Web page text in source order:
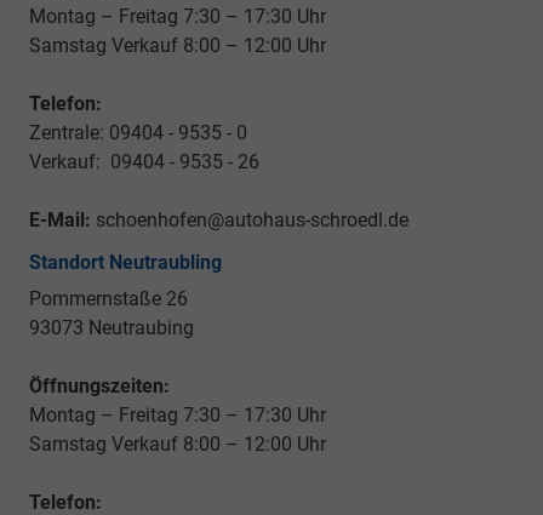
Montag – Freitag 7:30 – 17:30 Uhr
Samstag Verkauf 8:00 – 12:00 Uhr
Telefon:
Zentrale: 09404 - 9535 - 0
Verkauf: 09404 - 9535 - 26
E-Mail: schoenhofen@autohaus-schroedl.de
Standort Neutraubling
Pommernstaße 26
93073 Neutraubing
Öffnungszeiten:
Montag – Freitag 7:30 – 17:30 Uhr
Samstag Verkauf 8:00 – 12:00 Uhr
Telefon: